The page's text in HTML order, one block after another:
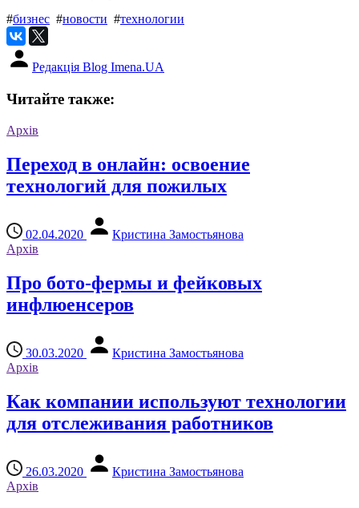
#бизнес #новости #технологии
Редакція Blog Imena.UA
Читайте также:
Архів
Переход в онлайн: освоение
технологий для пожилых
02.04.2020
Кристина Замостьянова
Архів
Про бото-фермы и фейковых
инфлюенсеров
30.03.2020
Кристина Замостьянова
Архів
Как компании используют технологии
для отслеживания работников
26.03.2020
Кристина Замостьянова
Архів